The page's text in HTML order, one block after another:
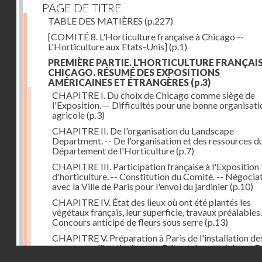
PAGE DE TITRE
TABLE DES MATIÈRES (p.227)
[COMITÉ 8. L'Horticulture française à Chicago --
L'Horticulture aux Etats-Unis](p.1)
PREMIÈRE PARTIE. L'HORTICULTURE
CHICAGO. RÉSUMÉ DES EXPOSITIONS
AMÉRICAINES ET ÉTRANGÈRES (p.3)
CHAPITRE I. Du choix de Chicago comme siège de
l'Exposition. -- Difficultés pour une bonne
agricole(p.3)
CHAPITRE II. De l'organisation du Landscape
Department. -- De l'organisation et des ressources
Département de l'Horticulture(p.7)
CHAPITRE III. Participation française à l'Exposition
d'horticulture. -- Constitution du Comité. --
avec la Ville de Paris pour l'envoi du jardinier(p.10)
CHAPITRE IV. État des lieux où ont été plantés les
végétaux français, leur superficie, travaux
Concours anticipé de fleurs sous serre(p.13)
CHAPITRE V. Préparation à Paris de l'installation
exposants d'horticulture. -- Départ des produits. --